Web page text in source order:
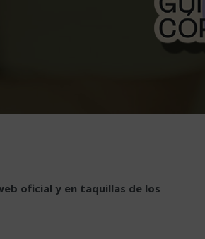
oficial y en taquillas de los